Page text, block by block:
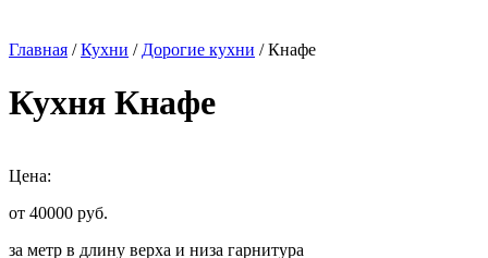
Главная /Кухни / Дорогие кухни / Кнафе
Кухня Кнафе
Цена:
от 40000 руб.
за метр в длину верха и низа гарнитура